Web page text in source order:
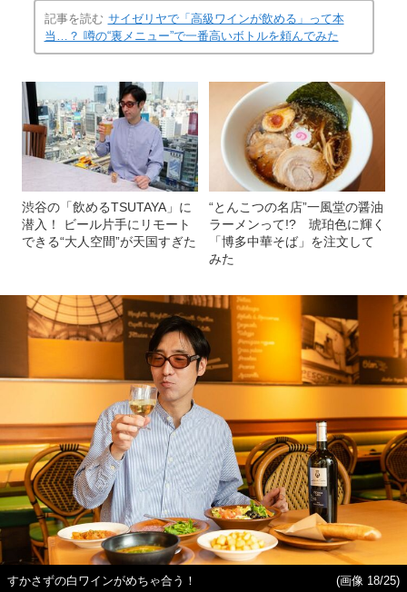
記事を読む サイゼリヤで「高級ワインが飲める」って本
当…？ 噂の“裏メニュー”で一番高いボトルを頼んでみた
渋谷の「飲めるTSUTAYA」に
潜入！ ビール片手にリモート
できる“大人空間”が天国すぎた
“とんこつの名店”一風堂の醤油
ラーメンって!? 琥珀色に輝く
「博多中華そば」を注文して
みた
すかさずの白ワインがめちゃ合う！
(画像 18/25)